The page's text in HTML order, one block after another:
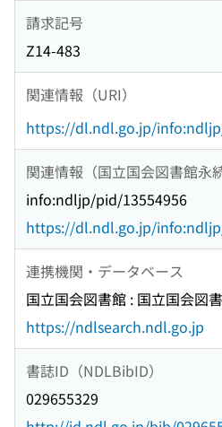
請求記号
Z14-483
関連情報（URI）
https://dl.ndl.go.jp/
関連情報（国立国会図書館永
info:ndljp/pid/13554956
https://dl.ndl.go.jp/
連携機関・データベース
国立国会図書館 : 国立国会図
https://ndlsearch.ndl.go.jp
書誌ID（NDLBibID）
029655329